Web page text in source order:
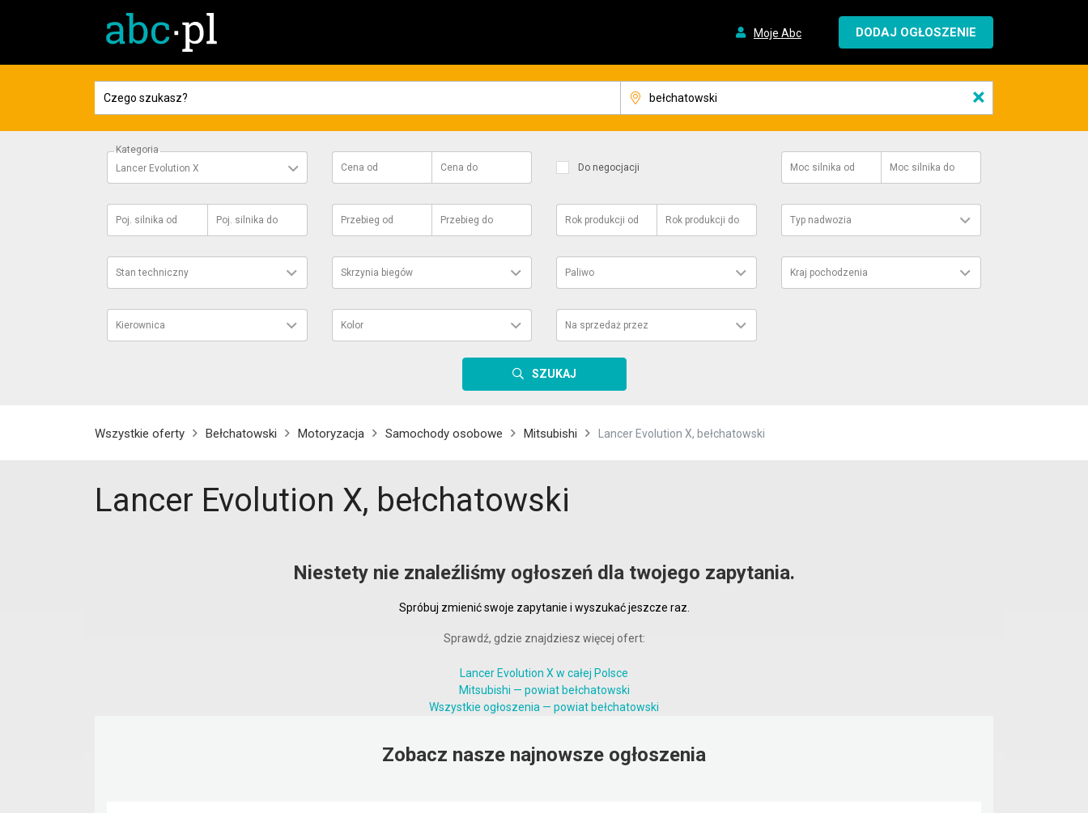
Moje Abc DODAJ OGŁOSZENIE
×
Kategoria
Lancer Evolution X
Cena od Cena do Do negocjacji Moc silnika od Moc silnika do
Poj. silnika od Poj. silnika do Przebieg od Przebieg do Rok produkcji od Rok produkcji do Typ nadwozia
Stan techniczny Skrzynia biegów Paliwo Kraj pochodzenia
Kierownica Kolor Na sprzedaż przez
SZUKAJ
Wszystkie oferty Bełchatowski Motoryzacja Samochody osobowe Mitsubishi Lancer Evolution X, bełchatowski
Lancer Evolution X, bełchatowski
Niestety nie znaleźliśmy ogłoszeń dla twojego zapytania.
Spróbuj zmienić swoje zapytanie i wyszukać jeszcze raz.
Sprawdź, gdzie znajdziesz więcej ofert:
Lancer Evolution X w całej Polsce
Mitsubishi — powiat bełchatowski
Wszystkie ogłoszenia — powiat bełchatowski
Zobacz nasze najnowsze ogłoszenia